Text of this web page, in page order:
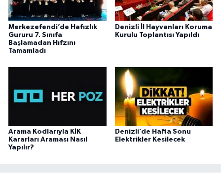
Merkezefendi’de Hafızlık
Gururu 7. Sınıfa
Başlamadan Hıfzını
Tamamladı
Denizli İl Hayvanları Koruma
Kurulu Toplantısı Yapıldı
Arama Kodlarıyla KİK
Kararları Araması Nasıl
Yapılır?
Denizli’de Hafta Sonu
Elektrikler Kesilecek